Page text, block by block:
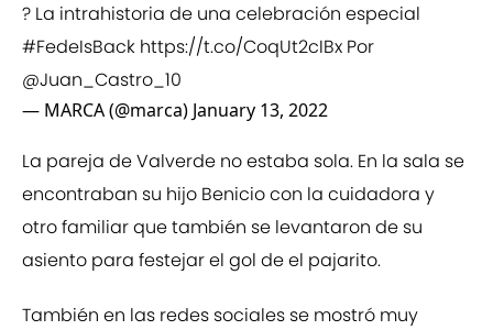
? La intrahistoria de una celebración especial
#FedeIsBack https://t.co/CoqUt2cIBx Por
@Juan_Castro_10
— MARCA (@marca) January 13, 2022
La pareja de Valverde no estaba sola. En la sala se
encontraban su hijo Benicio con la cuidadora y
otro familiar que también se levantaron de su
asiento para festejar el gol de el pajarito.
También en las redes sociales se mostró muy